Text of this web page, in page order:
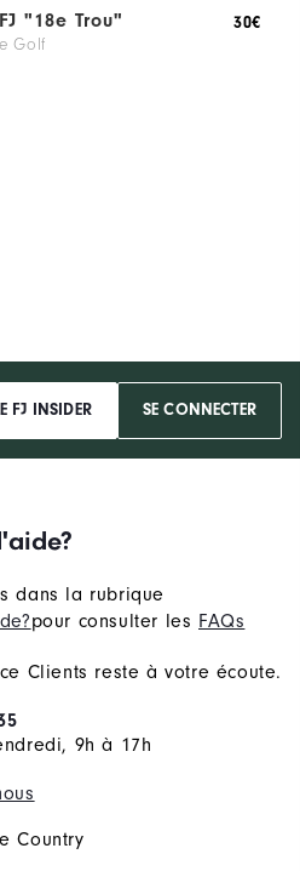
"18e Trou"
Golf
30€
FJ INSIDER SE CONNECTER
dans la rubrique
pour consulter les FAQs
Clients reste à votre écoute.
9h à 17h
Country